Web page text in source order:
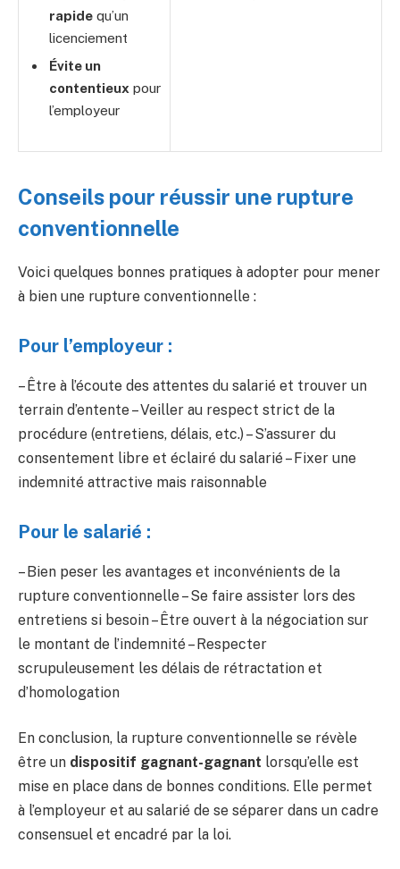
rapide qu’un
licenciement
Évite un
contentieux pour
l’employeur
Conseils pour réussir une rupture
conventionnelle
Voici quelques bonnes pratiques à adopter pour mener
à bien une rupture conventionnelle :
Pour l’employeur :
– Être à l’écoute des attentes du salarié et trouver un
terrain d’entente – Veiller au respect strict de la
procédure (entretiens, délais, etc.) – S’assurer du
consentement libre et éclairé du salarié – Fixer une
indemnité attractive mais raisonnable
Pour le salarié :
– Bien peser les avantages et inconvénients de la
rupture conventionnelle – Se faire assister lors des
entretiens si besoin – Être ouvert à la négociation sur
le montant de l’indemnité – Respecter
scrupuleusement les délais de rétractation et
d’homologation
En conclusion, la rupture conventionnelle se révèle
être un dispositif gagnant-gagnant lorsqu’elle est
mise en place dans de bonnes conditions. Elle permet
à l’employeur et au salarié de se séparer dans un cadre
consensuel et encadré par la loi.